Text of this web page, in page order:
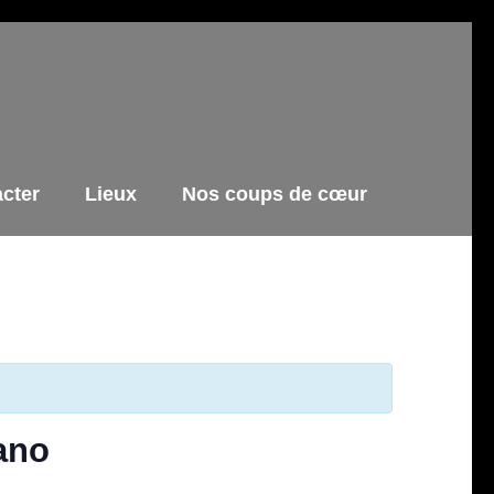
Lieux Nos coups de cœur